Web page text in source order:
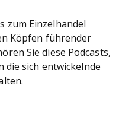
zum Einzelhandel
Köpfen führender
Sie diese Podcasts,
die sich entwickelnde